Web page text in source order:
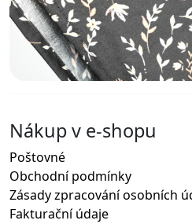
Nákup v e-shopu
Poštovné
Obchodní podmínky
Zásady zpracování osobních
Fakturační údaje